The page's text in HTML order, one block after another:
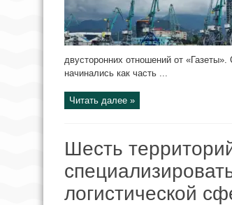
двусторонних отношений от
начинались как часть ...
Читать далее »
Шесть
логистической